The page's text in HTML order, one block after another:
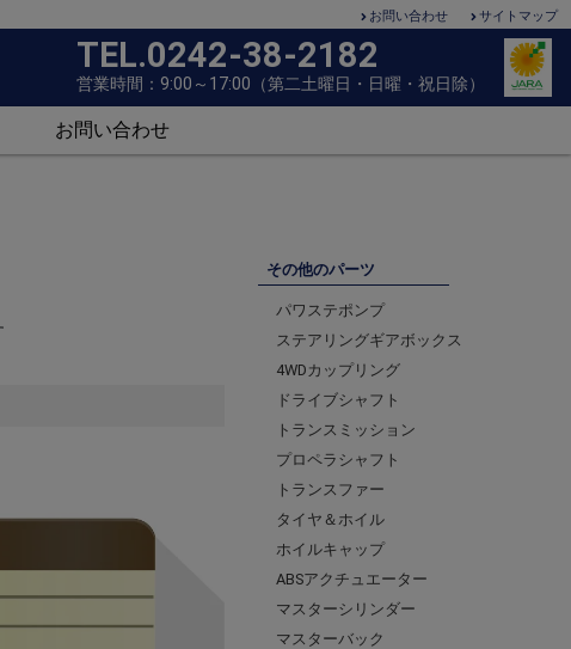
お問い合わせ サイトマップ
TEL.0242-38-2182
営業時間 ： 9:00 ～ 1 7:00 （第二土曜日 ・ 日曜 ・ 祝日 除）
お問い合わせ
その他のパーツ
パワステポンプ
ステアリングギアボックス
4WDカップリング
ドライブシャフト
トランスミッション
プロペラシャフト
トランスファー
タイヤ＆ホイル
ホイルキャップ
ABSアクチュエーター
マスターシリンダー
マスターバック